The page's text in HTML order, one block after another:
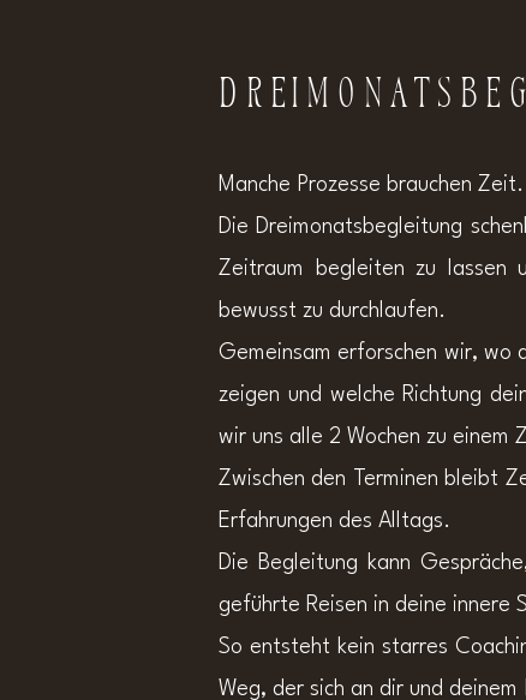
Manche Prozesse brauchen Zeit.
Die Dreimonatsbegleitung
Zeitraum begleiten zu lassen
bewusst zu durchlaufen.
Gemeinsam erforschen wir, wo
zeigen und welche Richtung
wir uns alle 2 Wochen zu einem
Zwischen den Terminen bleibt
Erfahrungen des Alltags.
Die Begleitung kann
geführte Reisen in deine innere
So entsteht kein starres
Weg, der sich an dir und